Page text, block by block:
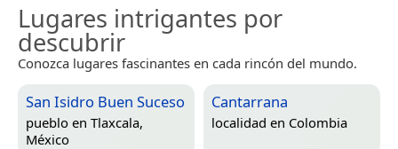
Lugares intrigantes por
descubrir
Conozca lugares fascinantes en cada rincón del mundo.
San Isidro Buen Suceso
pueblo en Tlaxcala,
México
Cantarrana
localidad en Colombia